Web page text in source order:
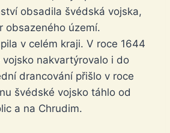
obsadila švédská vojska,
obsazeného území.
v celém kraji. V roce 1644
vojsko nakvartýrovalo i do
drancování přišlo v roce
švédské vojsko táhlo od
a na Chrudim.